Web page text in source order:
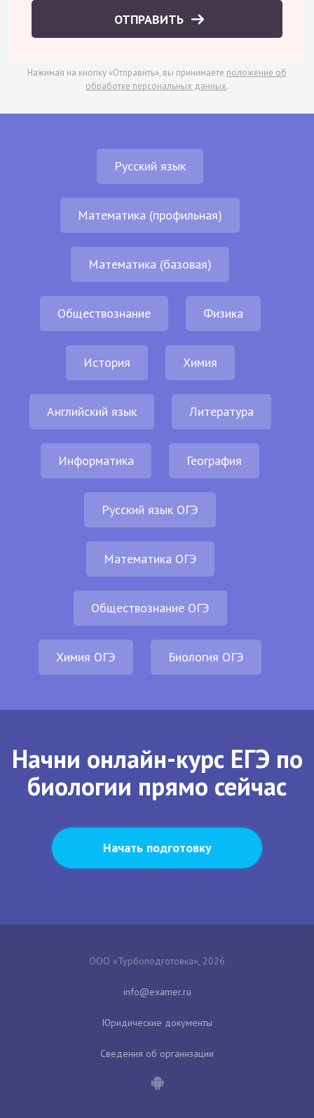
ОТПРАВИТЬ
Нажимая на кнопку «Отправить», вы принимаете положение об
обработке персональных данных.
Русский язык
Математика (профильная)
Математика (базовая)
Обществознание Физика
История Химия
Английский язык Литература
Информатика География
Русский язык ОГЭ
Математика ОГЭ
Обществознание ОГЭ
Химия ОГЭ Биология ОГЭ
Начни онлайн-курс ЕГЭ по
биологии прямо сейчас
Начать подготовку
ООО «Турбоподготовка», 2026
Юридические документы
Сведения об организации